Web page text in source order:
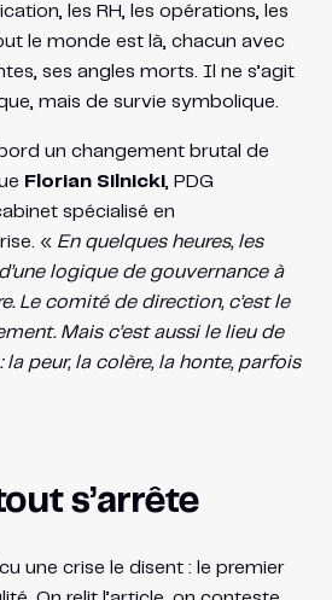
les RH, les opérations, les
le monde est là, chacun avec
ses angles morts. Il ne s’agit
mais de survie symbolique.
un changement brutal de
Florian Silnicki, PDG
spécialisé en
« En quelques heures, les
logique de gouvernance à
Le comité de direction, c’est le
Mais c’est aussi le lieu de
peur, la colère, la honte, parfois
s’arrête
une crise le disent : le premier